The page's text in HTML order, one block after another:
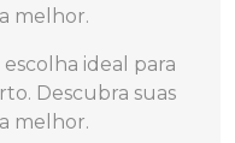
melhor.
ideal para
Descubra suas
melhor.